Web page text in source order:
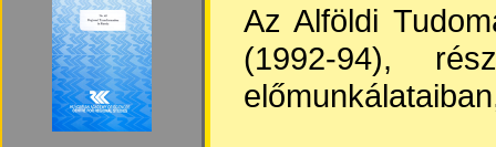
Az Alföldi
(1992-94),